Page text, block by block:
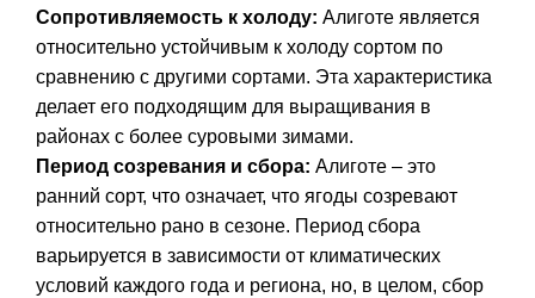
Сопротивляемость к холоду: Алиготе является
относительно устойчивым к холоду сортом по
сравнению с другими сортами. Эта характеристика
делает его подходящим для выращивания в
районах с более суровыми зимами.
Период созревания и сбора: Алиготе – это
ранний сорт, что означает, что ягоды созревают
относительно рано в сезоне. Период сбора
варьируется в зависимости от климатических
условий каждого года и региона, но, в целом, сбор